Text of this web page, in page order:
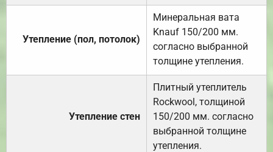
Утепление (пол, потолок)
Минеральная вата
Knauf 150/200 мм.
согласно выбранной
толщине утепления.
Утепление стен
Плитный утеплитель
Rockwool, толщиной
150/200 мм. согласно
выбранной толщине
утепления.